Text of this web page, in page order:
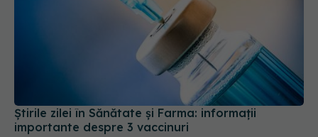
Știrile zilei în Sănătate și Farma: informații
importante despre 3 vaccinuri